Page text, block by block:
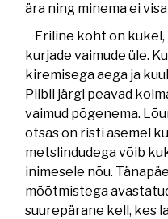
ära ning minema ei
Eriline koht on
kurjade vaimude üle.
kiremisega aega ja
Piibli järgi peavad
vaimud põgenema.
otsas on risti asemel
metslindudega võib
inimesele nõu.
mõõtmistega
suurepärane kell, kes